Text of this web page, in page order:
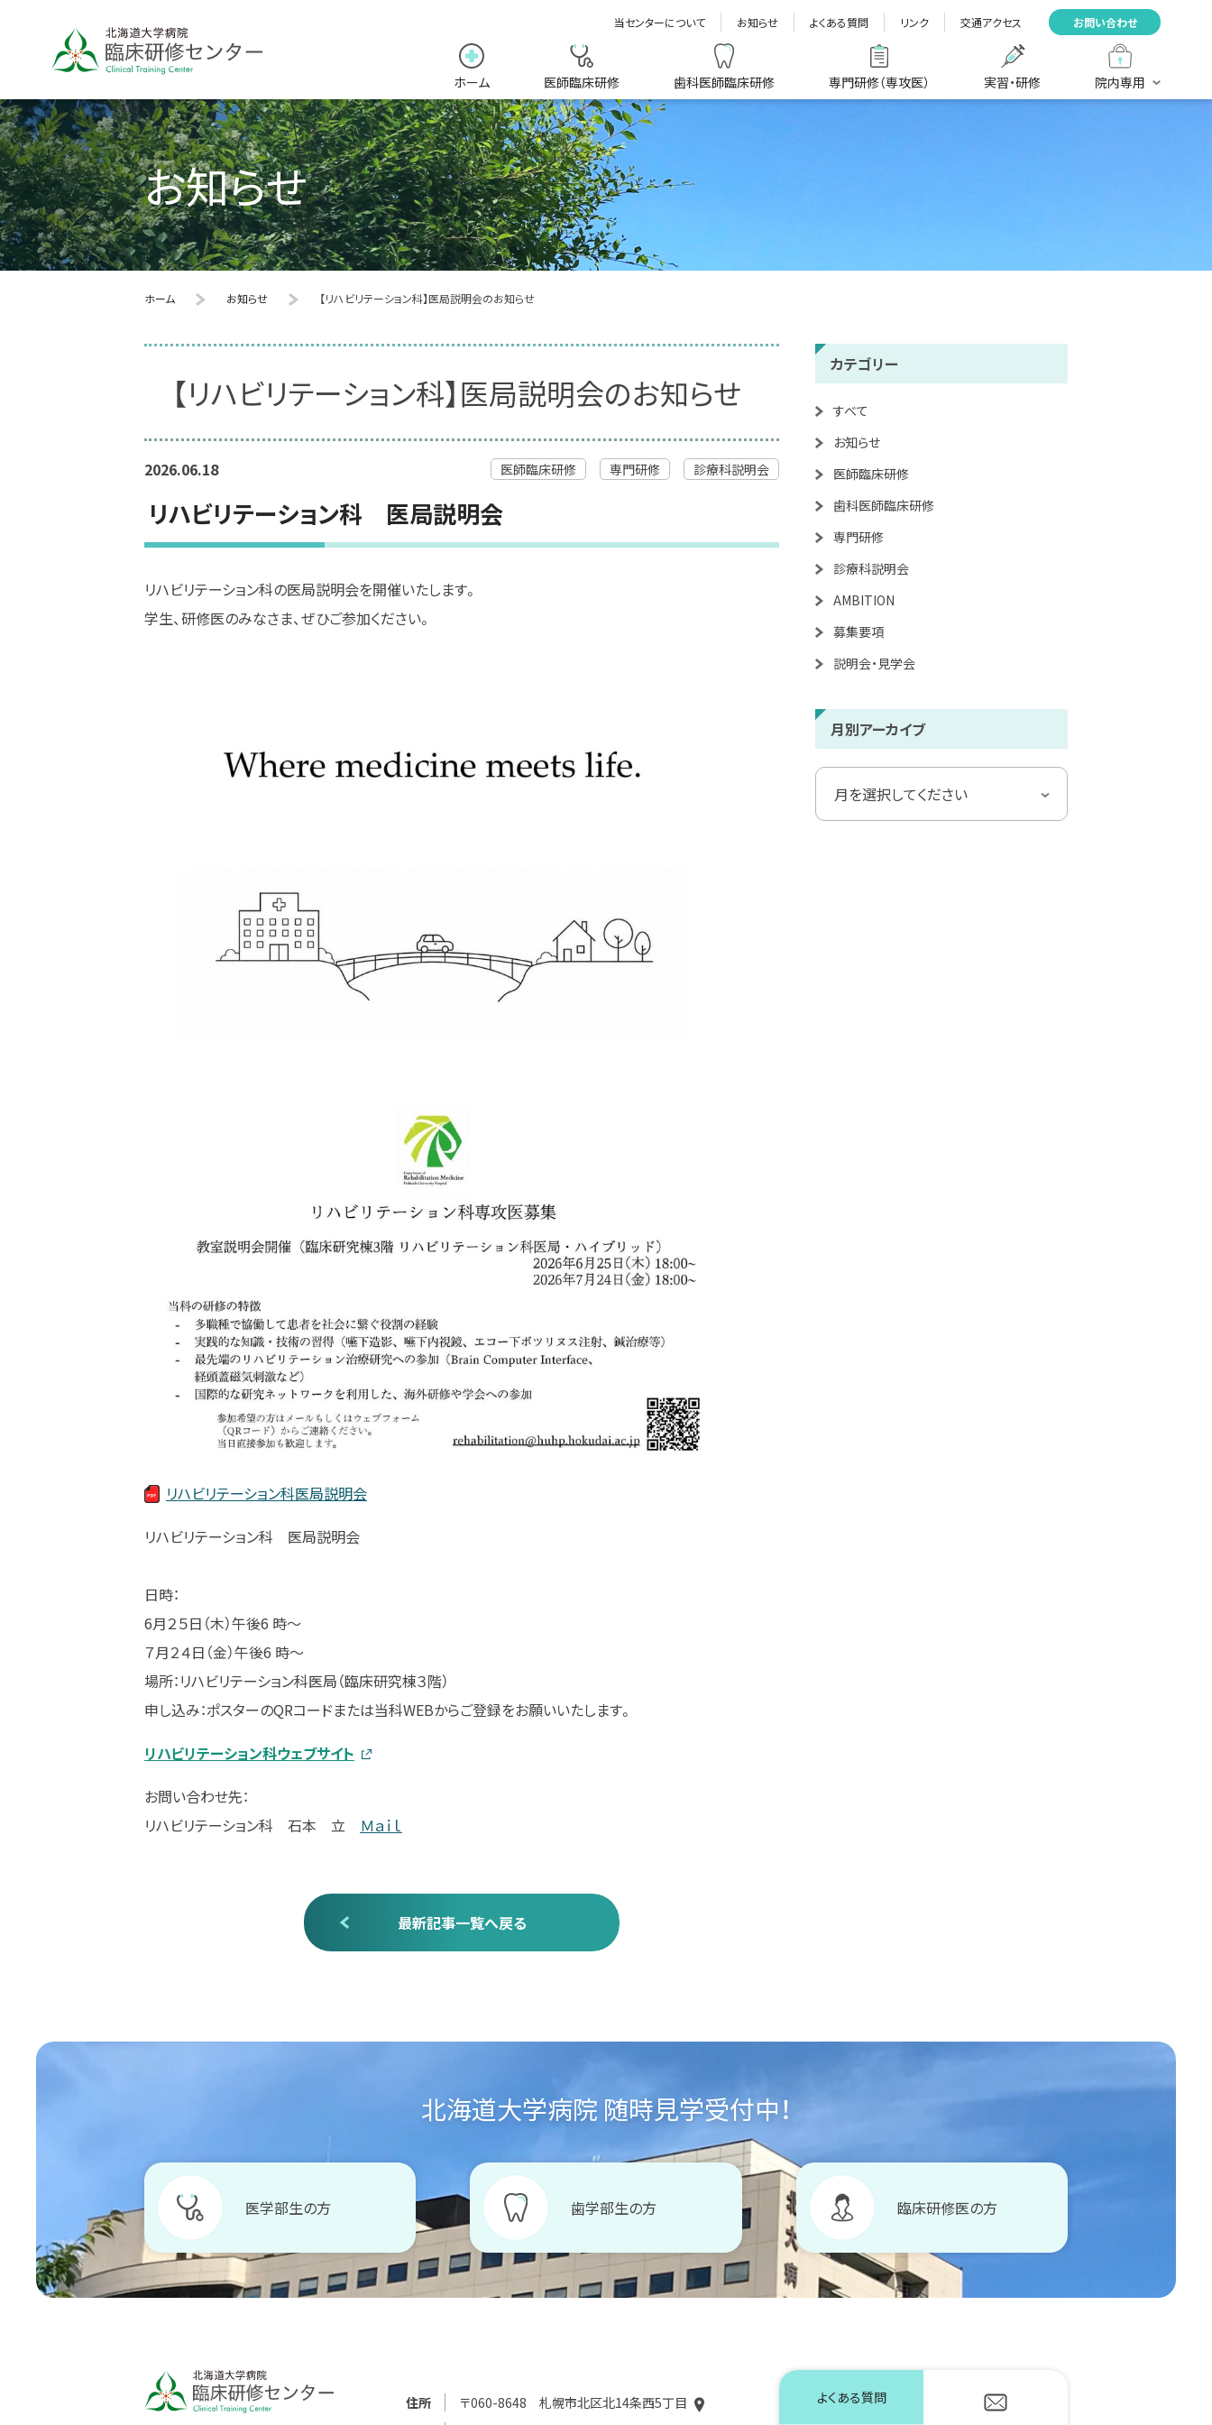
当センターについて お知らせ よくある質問 リンク 交通アクセス お問い合わせ
ホーム 医師臨床研修 歯科医師臨床研修 専門研修（専攻医） 実習・研修 院内専用
お知らせ
ホーム お知らせ 【リハビリテーション科】医局説明会のお知らせ
【リハビリテーション科】医局説明会のお知らせ
2026.06.18 医師臨床研修 専門研修 診療科説明会
リハビリテーション科 医局説明会
リハビリテーション科の医局説明会を開催いたします。
学生、研修医のみなさま、ぜひご参加ください。
リハビリテーション科医局説明会
リハビリテーション科 医局説明会
日時：
6月２５日（木）午後6 時～
７月２４日（金）午後6 時～
場所：リハビリテーション科医局（臨床研究棟３階）
申し込み：ポスターのQRコードまたは当科WEBからご登録をお願いいたします。
リハビリテーション科ウェブサイト
お問い合わせ先：
リハビリテーション科 石本 立 Ｍａｉｌ
最新記事一覧へ戻る
カテゴリー
すべて
お知らせ
医師臨床研修
歯科医師臨床研修
専門研修
診療科説明会
AMBITION
募集要項
説明会・見学会
月別アーカイブ
北海道大学病院 随時見学受付中！
医学部生の方 歯学部生の方 臨床研修医の方
住所
〒060-8648 札幌市北区北14条西5丁目
よくある質問